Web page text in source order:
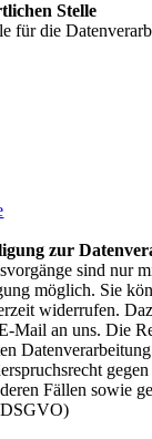
Stelle
für die
zur
sind nur
möglich. Sie
widerrufen.
Mail an uns. Die
Fällen sowie